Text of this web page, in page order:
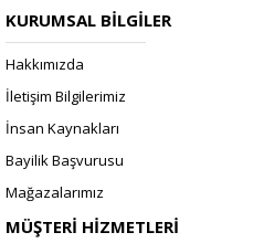
KURUMSAL BİLGİLER
Hakkımızda
İletişim Bilgilerimiz
İnsan Kaynakları
Bayilik Başvurusu
Mağazalarımız
MÜŞTERİ HİZMETLERİ